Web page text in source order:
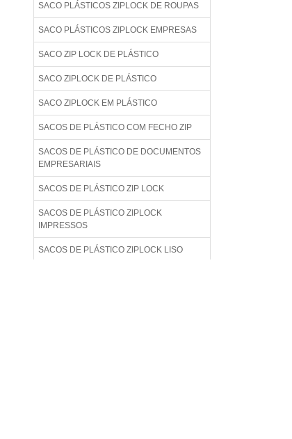
SACO PLÁSTICOS ZIPLOCK DE ROUPAS
SACO PLÁSTICOS ZIPLOCK EMPRESAS
SACO ZIP LOCK DE PLÁSTICO
SACO ZIPLOCK DE PLÁSTICO
SACO ZIPLOCK EM PLÁSTICO
SACOS DE PLÁSTICO COM FECHO ZIP
SACOS DE PLÁSTICO DE DOCUMENTOS
EMPRESARIAIS
SACOS DE PLÁSTICO ZIP LOCK
SACOS DE PLÁSTICO ZIPLOCK
IMPRESSOS
SACOS DE PLÁSTICO ZIPLOCK LISO